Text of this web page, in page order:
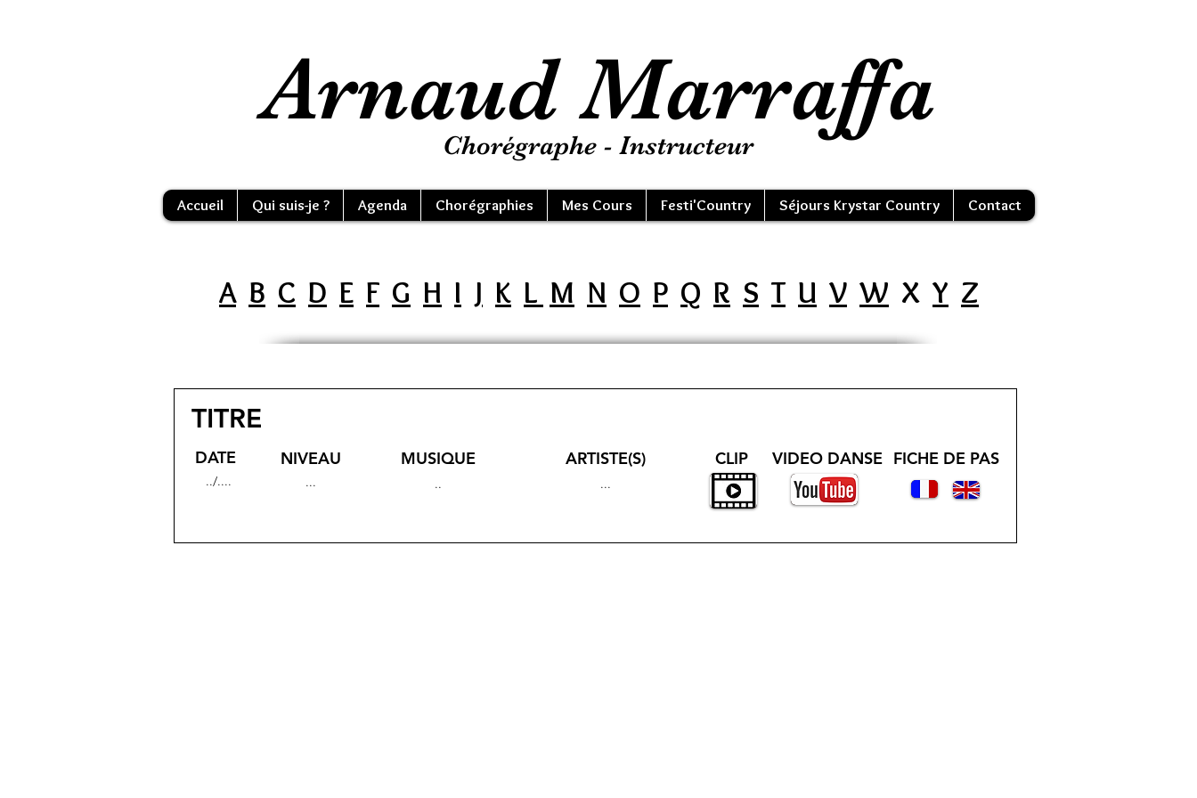
Arnaud Marraffa
Chorégraphe - Instructeur
A B C D E F G H I J K L M N O P Q R S T U V W X Y Z
TITRE
DATE
../....
NIVEAU MUSIQUE ARTISTE(S)
... .. ...
CLIP VIDEO DANSE FICHE DE PAS
Accueil Qui suis-je ? Agenda Chorégraphies Mes Cours Festi'Country Séjours Krystar Country Contact